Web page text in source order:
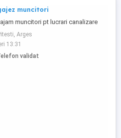
muncitori
muncitori pt lucrari canalizare
Arges
13:31
validat